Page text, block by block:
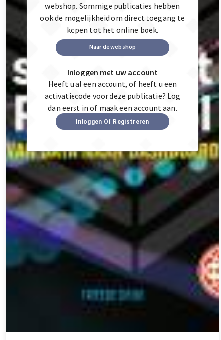
webshop. Sommige publicaties hebben
ook de mogelijkheid om direct toegang te
kopen tot het online boek.
Naar de webshop
Inloggen met uw account
Heeft u al een account, of heeft u een
activatiecode voor deze publicatie? Log
dan eerst in of maak een account aan.
Inloggen Of Registreren